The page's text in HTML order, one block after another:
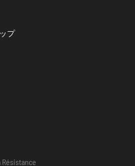
プ
Résistance